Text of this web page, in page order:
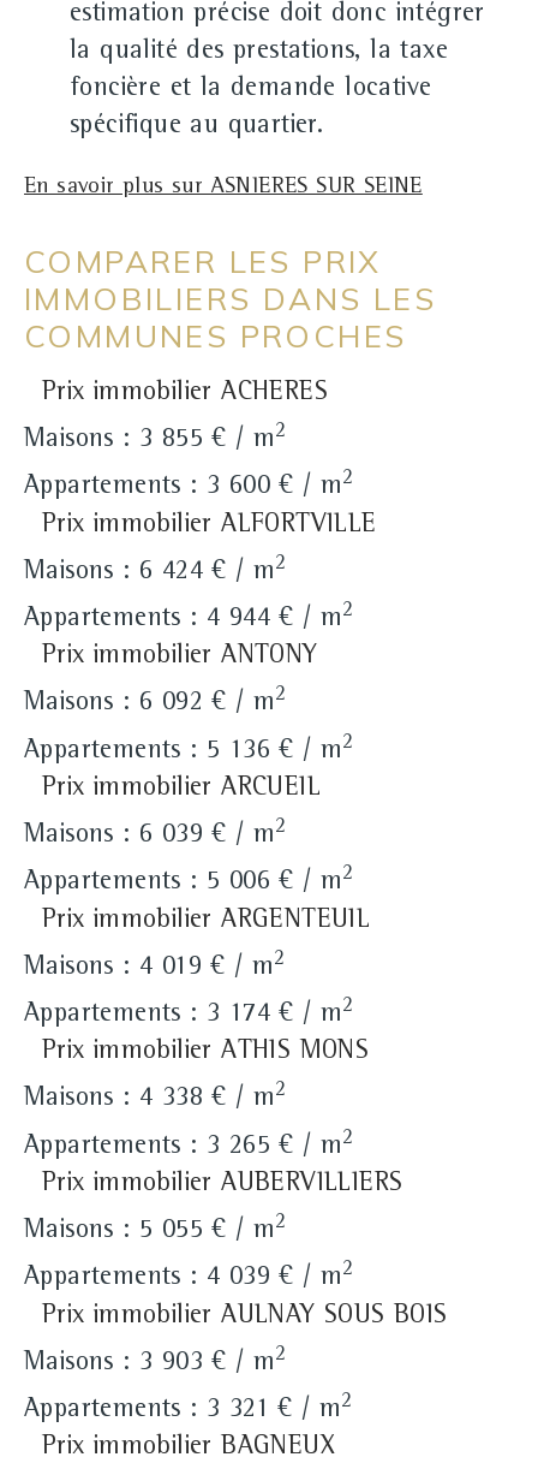
estimation précise doit donc intégrer
la qualité des prestations, la taxe
foncière et la demande locative
spécifique au quartier.
En savoir plus sur ASNIERES SUR SEINE
COMPARER LES PRIX
IMMOBILIERS DANS LES
COMMUNES PROCHES
Prix immobilier ACHERES
Maisons : 3 855 € / m2
Appartements : 3 600 € / m2
Prix immobilier ALFORTVILLE
Maisons : 6 424 € / m2
Appartements : 4 944 € / m2
Prix immobilier ANTONY
Maisons : 6 092 € / m2
Appartements : 5 136 € / m2
Prix immobilier ARCUEIL
Maisons : 6 039 € / m2
Appartements : 5 006 € / m2
Prix immobilier ARGENTEUIL
Maisons : 4 019 € / m2
Appartements : 3 174 € / m2
Prix immobilier ATHIS MONS
Maisons : 4 338 € / m2
Appartements : 3 265 € / m2
Prix immobilier AUBERVILLIERS
Maisons : 5 055 € / m2
Appartements : 4 039 € / m2
Prix immobilier AULNAY SOUS BOIS
Maisons : 3 903 € / m2
Appartements : 3 321 € / m2
Prix immobilier BAGNEUX